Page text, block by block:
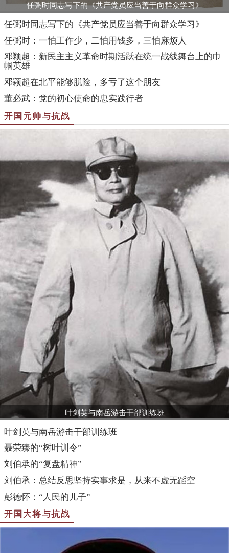
任弼时同志写下的《共产党员应当善于向群众学习》
任弼时同志写下的《共产党员应当善于向群众学习》
任弼时：一怕工作少，二怕用钱多，三怕麻烦人
邓颖超：新民主主义革命时期活跃在统一战线舞台上的巾
帼英雄
邓颖超在北平能够脱险，多亏了这个朋友
董必武：党的初心使命的忠实践行者
开国元帅与抗战
叶剑英与南岳游击干部训练班
叶剑英与南岳游击干部训练班
聂荣臻的“树叶训令”
刘伯承的“复盘精神”
刘伯承：总结反思坚持实事求是，从来不虚无蹈空
彭德怀：“人民的儿子”
开国大将与抗战